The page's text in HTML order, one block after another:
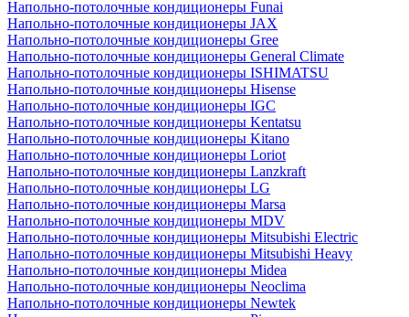
Напольно-потолочные кондиционеры Funai
Напольно-потолочные кондиционеры JAX
Напольно-потолочные кондиционеры Gree
Напольно-потолочные кондиционеры General Climate
Напольно-потолочные кондиционеры ISHIMATSU
Напольно-потолочные кондиционеры Hisense
Напольно-потолочные кондиционеры IGC
Напольно-потолочные кондиционеры Kentatsu
Напольно-потолочные кондиционеры Kitano
Напольно-потолочные кондиционеры Loriot
Напольно-потолочные кондиционеры Lanzkraft
Напольно-потолочные кондиционеры LG
Напольно-потолочные кондиционеры Marsa
Напольно-потолочные кондиционеры MDV
Напольно-потолочные кондиционеры Mitsubishi Electric
Напольно-потолочные кондиционеры Mitsubishi Heavy
Напольно-потолочные кондиционеры Midea
Напольно-потолочные кондиционеры Neoclima
Напольно-потолочные кондиционеры Newtek